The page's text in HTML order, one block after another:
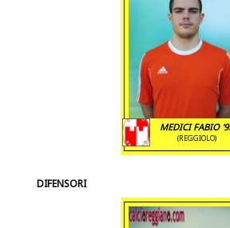
MEDICI FABIO
(REGGIOLO)
DIFENSORI